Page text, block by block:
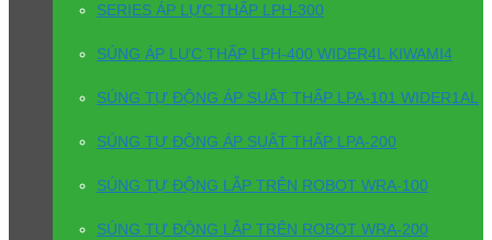
SERIES ÁP LỰC THẤP LPH-300
SÚNG ÁP LỰC THẤP LPH-400 WIDER4L KIWAMI4
SÚNG TỰ ĐỘNG ÁP SUẤT THẤP LPA-101 WIDER1AL
SÚNG TỰ ĐỘNG ÁP SUẤT THẤP LPA-200
SÚNG TỰ ĐỘNG LẮP TRÊN ROBOT WRA-100
SÚNG TỰ ĐỘNG LẮP TRÊN ROBOT WRA-200